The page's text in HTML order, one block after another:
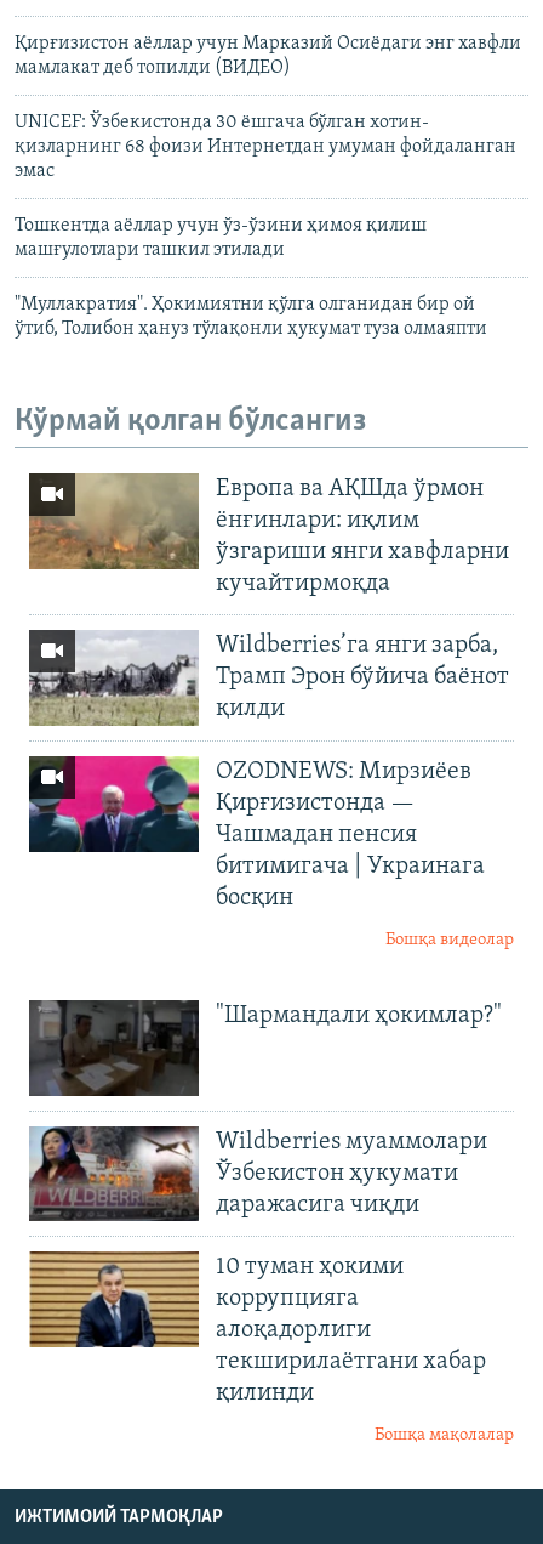
Қирғизистон аёллар учун Марказий Осиёдаги энг хавфли
мамлакат деб топилди (ВИДЕО)
UNICEF: Ўзбекистонда 30 ёшгача бўлган хотин-
қизларнинг 68 фоизи Интернетдан умуман фойдаланган
эмас
Тошкентда аёллар учун ўз-ўзини ҳимоя қилиш
машғулотлари ташкил этилади
"Муллакратия". Ҳокимиятни қўлга олганидан бир ой
ўтиб, Толибон ҳануз тўлақонли ҳукумат туза олмаяпти
Кўрмай қолган бўлсангиз
Европа ва АҚШда ўрмон
ёнғинлари: иқлим
ўзгариши янги хавфларни
кучайтирмоқда
Wildberries’га янги зарба,
Трамп Эрон бўйича баёнот
қилди
OZODNEWS: Мирзиёев
Қирғизистонда —
Чашмадан пенсия
битимигача | Украинага
босқин
Бошқа видеолар
"Шармандали ҳокимлар?"
Wildberries муаммолари
Ўзбекистон ҳукумати
даражасига чиқди
10 туман ҳокими
коррупцияга
алоқадорлиги
текширилаётгани хабар
қилинди
Бошқа мақолалар
ИЖТИМОИЙ ТАРМОҚЛАР